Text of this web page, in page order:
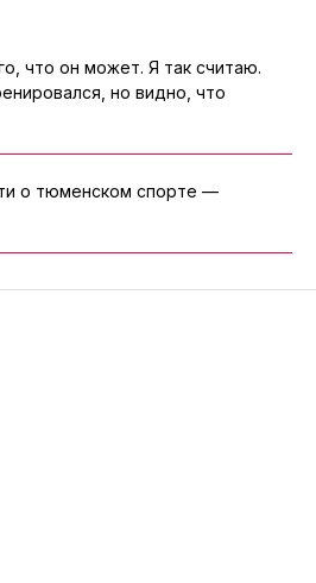
что он может. Я так считаю.
но видно, что
о тюменском спорте —